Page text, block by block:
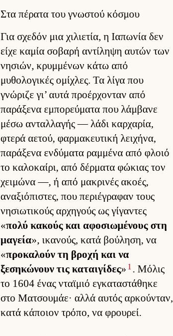
Στα πέρατα του γνωστού κόσμου
Για σχεδόν μια χιλιε­τία, η Ια­πωνία δεν
είχε καμία σοβαρή αντίληψη αυ­τών των
νησιών, κρυμ­μένων κάτω από
μυθολογικές ομίχλες. Τα λίγα που
γνώριζε γι’ αυτά προέρ­χονταν από
παράξενα εμπορεύ­ματα που λάμ­βανε
μέσω ανταλ­λαγής — λάδι καρ­χαρία,
φτερά αετού, φαρ­μακευ­τική λει­χήνα,
παράξενα εν­δύματα ραμ­μένα από φλοιό
το καλοκαί­ρι, από δέρ­ματα φώκιας τον
χει­μώνα —, ή από μακρινές ακοές,
αναξιόπιστες, που περιέγραφαν τους
νησιω­τικούς αρ­χηγούς ως γίγαντες
«πολύ κακούς και αφοσιω­μένους στη
μαγεία», ικανούς, κατά βού­ληση, να
«προκαλούν τη βροχή και να
ξεσηκώνουν τις καται­γίδες» 1 . Μόλις
το 1604 ένας νταϊμιό εγκαταστάθηκε
στο Ματσου­μάε· αλλά αυ­τός αρ­κού­νταν,
κατά κάποιον τρόπο, να φρου­ρεί.